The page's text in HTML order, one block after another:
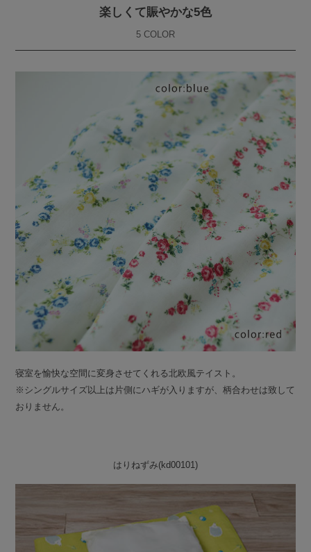
楽しくて賑やかな5色
5 COLOR
寝室を愉快な空間に変身させてくれる北欧風テイスト。
※シングルサイズ以上は片側にハギが入りますが、柄合わせは致して
おりません。
はりねずみ(kd00101)